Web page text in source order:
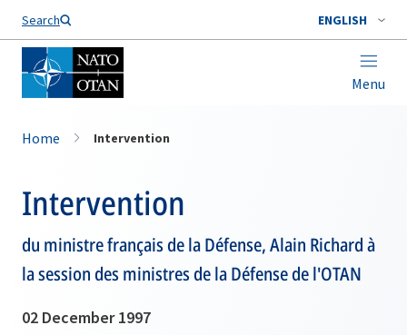
Search ENGLISH
Menu
Home Intervention
Intervention
du ministre français de la Défense, Alain Richard à
la session des ministres de la Défense de l'OTAN
02 December 1997